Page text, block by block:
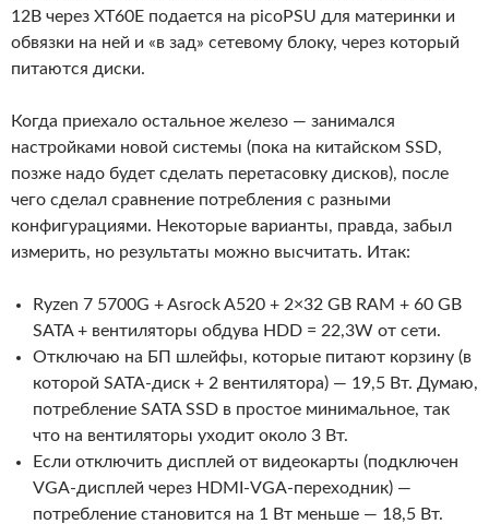
12В через XT60E подается на picoPSU для материнки и
обвязки на ней и «в зад» сетевому блоку, через который
питаются диски.
Когда приехало остальное железо — занимался
настройками новой системы (пока на китайском SSD,
позже надо будет сделать перетасовку дисков), после
чего сделал сравнение потребления с разными
конфигурациями. Некоторые варианты, правда, забыл
измерить, но результаты можно высчитать. Итак:
Ryzen 7 5700G + Asrock A520 + 2×32 GB RAM + 60 GB
SATA + вентиляторы обдува HDD = 22,3W от сети.
Отключаю на БП шлейфы, которые питают корзину (в
которой SATA-диск + 2 вентилятора) — 19,5 Вт. Думаю,
потребление SATA SSD в простое минимальное, так
что на вентиляторы уходит около 3 Вт.
Если отключить дисплей от видеокарты (подключен
VGA-дисплей через HDMI-VGA-переходник) —
потребление становится на 1 Вт меньше — 18,5 Вт.